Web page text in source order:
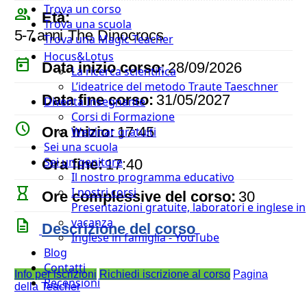
Trova un corso
Trova una scuola
Trova una Magic Teacher
Hocus&Lotus
La ricerca scientifica
L’ideatrice del metodo Traute Taeschner
Diventa Insegnante
Corsi di Formazione
Webinar gratuiti
Sei una scuola
Sei un genitore
Il nostro programma educativo
I nostri corsi
Presentazioni gratuite, laboratori e inglese in
vacanza
Inglese in famiglia - YouTube
Blog
Contatti
Recensioni
people_outline
Età:
5-7 anni The Dinocrocs
today Data inizio corso:28/09/2026
event Data fine corso: 31/05/2027
watch_later Ora inizio: 17:45
Ora fine:17:40
hourglass_empty Ore complessive del corso: 30
description Descrizione del corso
Info per iscrizioni Richiedi iscrizione al corso Pagina
della Teacher